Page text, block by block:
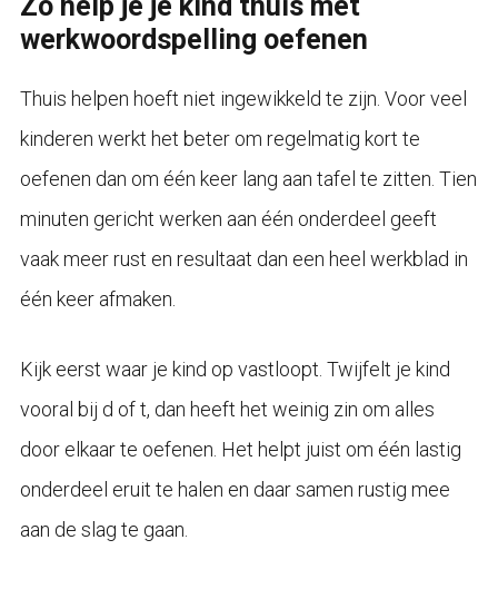
Zo help je je kind thuis met
werkwoordspelling oefenen
Thuis helpen hoeft niet ingewikkeld te zijn. Voor veel
kinderen werkt het beter om regelmatig kort te
oefenen dan om één keer lang aan tafel te zitten. Tien
minuten gericht werken aan één onderdeel geeft
vaak meer rust en resultaat dan een heel werkblad in
één keer afmaken.
Kijk eerst waar je kind op vastloopt. Twijfelt je kind
vooral bij d of t, dan heeft het weinig zin om alles
door elkaar te oefenen. Het helpt juist om één lastig
onderdeel eruit te halen en daar samen rustig mee
aan de slag te gaan.